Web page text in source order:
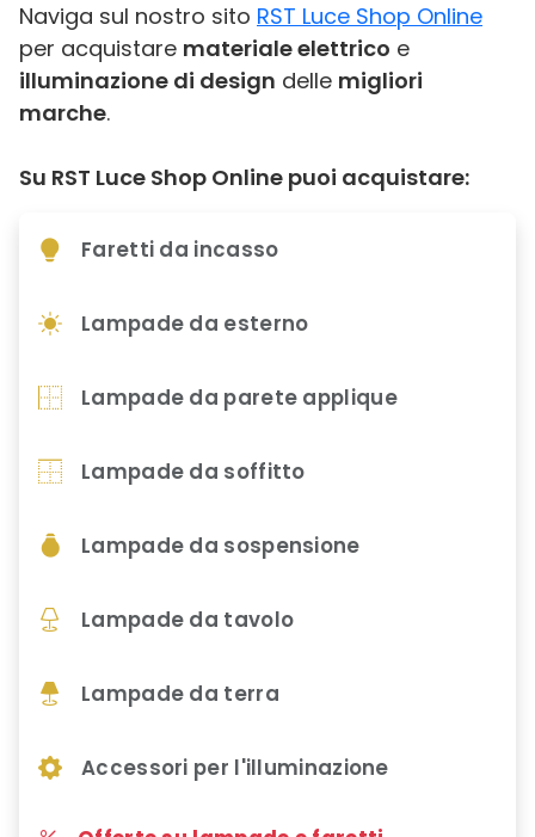
Naviga sul nostro sito RST Luce Shop Online
per acquistare materiale elettrico e
illuminazione di design delle migliori
marche.
Su RST Luce Shop Online puoi acquistare:
Faretti da incasso
Lampade da esterno
Lampade da parete applique
Lampade da soffitto
Lampade da sospensione
Lampade da tavolo
Lampade da terra
Accessori per l'illuminazione